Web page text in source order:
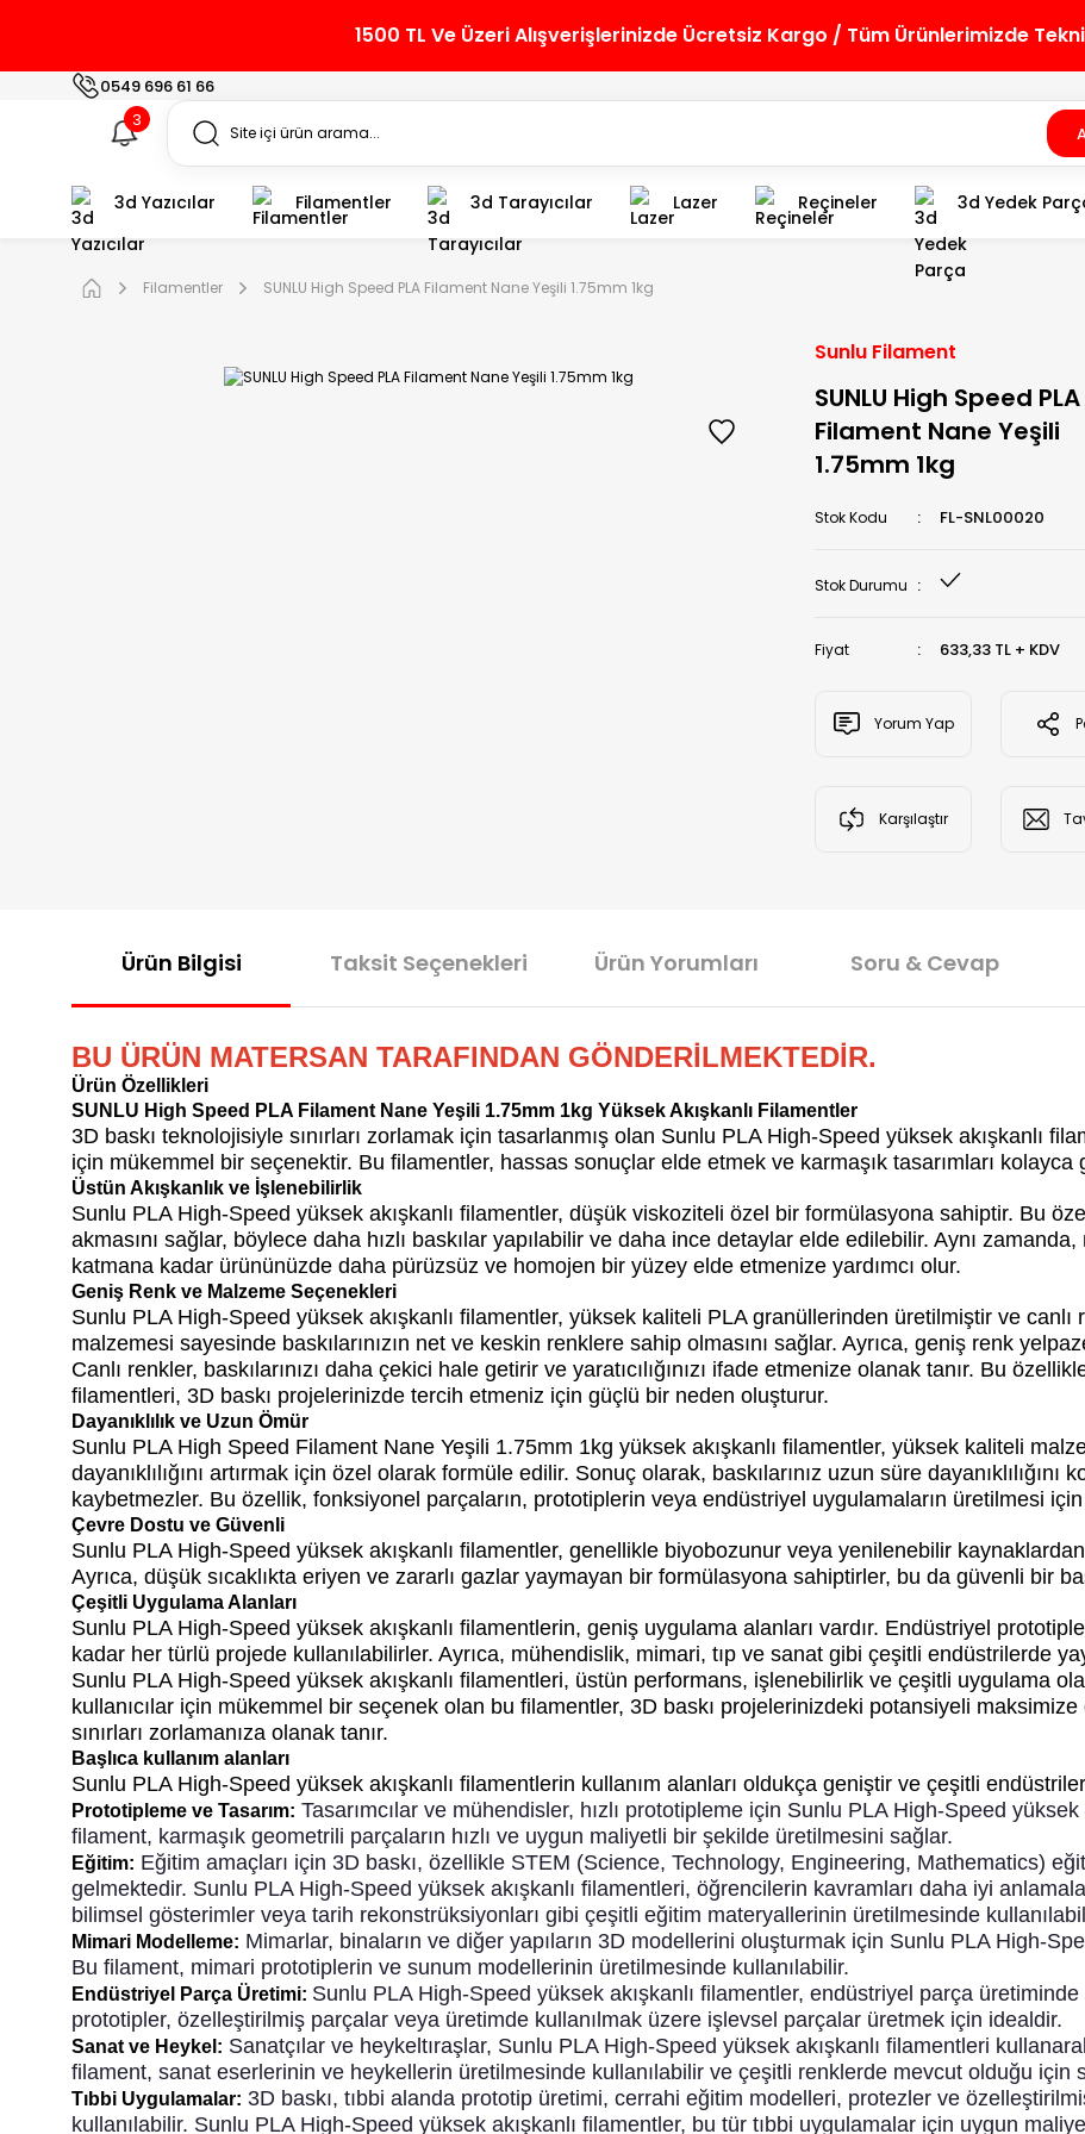
1500 TL Ve Üzeri Alışverişlerinizde Ücretsiz Kargo / Tüm Ürünlerimizde
0549 696 61 66
3
3d Yazıcılar Filamentler 3d Tarayıcılar Lazer Reçineler 3d Yedek
Filamentler SUNLU High Speed PLA Filament Nane Yeşili 1.75mm 1kg
Sunlu Filament
SUNLU High Speed PLA
Filament Nane Yeşili
1.75mm 1kg
Stok Kodu FL-SNL00020
Stok Durumu
Fiyat 633,33 TL + KDV
Yorum Yap
Karşılaştır
Ürün Bilgisi Taksit Seçenekleri Ürün Yorumları Soru & Cevap
BU ÜRÜN MATERSAN TARAFINDAN GÖNDERİLMEKTEDİR.
Ürün Özellikleri
SUNLU High Speed PLA Filament Nane Yeşili 1.75mm 1kg Yüksek Akışkanlı Filamentler
3D baskı teknolojisiyle sınırları zorlamak için tasarlanmış olan Sunlu PLA High-Speed yüksek akışkanlı
için mükemmel bir seçenektir. Bu filamentler, hassas sonuçlar elde etmek ve karmaşık tasarımları
Üstün Akışkanlık ve İşlenebilirlik
Sunlu PLA High-Speed yüksek akışkanlı filamentler, düşük viskoziteli özel bir formülasyona sahiptir. Bu
akmasını sağlar, böylece daha hızlı baskılar yapılabilir ve daha ince detaylar elde edilebilir. Aynı
katmana kadar ürününüzde daha pürüzsüz ve homojen bir yüzey elde etmenize yardımcı olur.
Geniş Renk ve Malzeme Seçenekleri
Sunlu PLA High-Speed yüksek akışkanlı filamentler, yüksek kaliteli PLA granüllerinden üretilmiştir ve
malzemesi sayesinde baskılarınızın net ve keskin renklere sahip olmasını sağlar. Ayrıca, geniş renk
Canlı renkler, baskılarınızı daha çekici hale getirir ve yaratıcılığınızı ifade etmenize olanak tanır. Bu
filamentleri, 3D baskı projelerinizde tercih etmeniz için güçlü bir neden oluşturur.
Dayanıklılık ve Uzun Ömür
Sunlu PLA High Speed Filament Nane Yeşili 1.75mm 1kg yüksek akışkanlı filamentler, yüksek kaliteli
dayanıklılığını artırmak için özel olarak formüle edilir. Sonuç olarak, baskılarınız uzun süre dayanıklılığını
kaybetmezler. Bu özellik, fonksiyonel parçaların, prototiplerin veya endüstriyel uygulamaların üretilmesi
Çevre Dostu ve Güvenli
Sunlu PLA High-Speed yüksek akışkanlı filamentler, genellikle biyobozunur veya yenilenebilir
Ayrıca, düşük sıcaklıkta eriyen ve zararlı gazlar yaymayan bir formülasyona sahiptirler, bu da güvenli bir
Çeşitli Uygulama Alanları
Sunlu PLA High-Speed yüksek akışkanlı filamentlerin, geniş uygulama alanları vardır. Endüstriyel
kadar her türlü projede kullanılabilirler. Ayrıca, mühendislik, mimari, tıp ve sanat gibi çeşitli endüstrilerde
Sunlu PLA High-Speed yüksek akışkanlı filamentleri, üstün performans, işlenebilirlik ve çeşitli uygulama
kullanıcılar için mükemmel bir seçenek olan bu filamentler, 3D baskı projelerinizdeki potansiyeli maksimize
sınırları zorlamanıza olanak tanır.
Başlıca kullanım alanları
Sunlu PLA High-Speed yüksek akışkanlı filamentlerin kullanım alanları oldukça geniştir ve çeşitli
Prototipleme ve Tasarım: Tasarımcılar ve mühendisler, hızlı prototipleme için Sunlu PLA High-Speed
filament, karmaşık geometrili parçaların hızlı ve uygun maliyetli bir şekilde üretilmesini sağlar.
Eğitim: Eğitim amaçları için 3D baskı, özellikle STEM (Science, Technology, Engineering, Mathematics)
gelmektedir. Sunlu PLA High-Speed yüksek akışkanlı filamentleri, öğrencilerin kavramları daha iyi
bilimsel gösterimler veya tarih rekonstrüksiyonları gibi çeşitli eğitim materyallerinin üretilmesinde
Mimari Modelleme: Mimarlar, binaların ve diğer yapıların 3D modellerini oluşturmak için Sunlu PLA High-
Bu filament, mimari prototiplerin ve sunum modellerinin üretilmesinde kullanılabilir.
Endüstriyel Parça Üretimi: Sunlu PLA High-Speed yüksek akışkanlı filamentler, endüstriyel parça
prototipler, özelleştirilmiş parçalar veya üretimde kullanılmak üzere işlevsel parçalar üretmek için idealdir.
Sanat ve Heykel: Sanatçılar ve heykeltıraşlar, Sunlu PLA High-Speed yüksek akışkanlı filamentleri
filament, sanat eserlerinin ve heykellerin üretilmesinde kullanılabilir ve çeşitli renklerde mevcut olduğu için
Tıbbi Uygulamalar: 3D baskı, tıbbi alanda prototip üretimi, cerrahi eğitim modelleri, protezler ve
kullanılabilir. Sunlu PLA High-Speed yüksek akışkanlı filamentler, bu tür tıbbi uygulamalar için uygun